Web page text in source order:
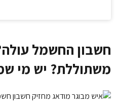
חשבון החשמל
משתוללת? יש מי